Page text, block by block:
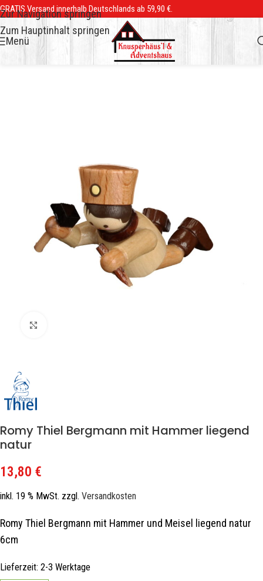
Zur Navigation springen
Zum Hauptinhalt springen
GRATIS Versand innerhalb Deutschlands ab 59,90 €.
Menü
Romy Thiel Bergmann mit Hammer liegend
natur
13,80 €
inkl. 19 % MwSt. zzgl. Versandkosten
Romy Thiel Bergmann mit Hammer und Meisel liegend natur
6cm
Lieferzeit: 2-3 Werktage